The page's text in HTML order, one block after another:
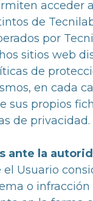
acceder
de
por
sitios web
de
en cada
sus propios
de privacidad.
ante la
el Usuario
o infracción